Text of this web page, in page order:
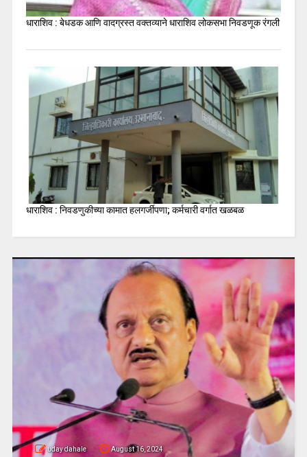
धाराशिव : बेधडक आणि वादग्रस्त वक्तव्याने धाराशिव लोकसभा निवडणूक रंगली
धाराशिव : निवडणुकीच्या कामात हलगर्जीपणा; कर्मचारी वर्गात खळबळ
uday dahale August 16, 2024